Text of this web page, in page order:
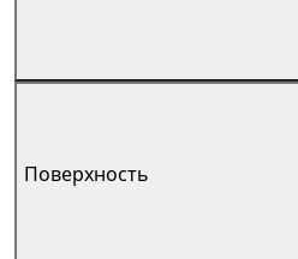
Поверхность